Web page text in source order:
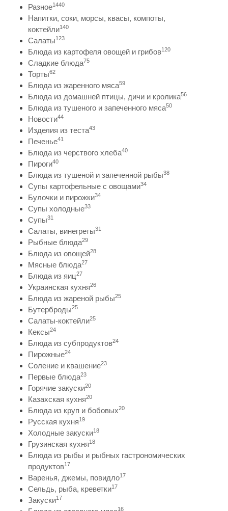
Разное1440
Напитки, соки, морсы, квасы, компоты,
коктейли140
Салаты123
Блюда из картофеля овощей и грибов120
Сладкие блюда75
Торты62
Блюда из жаренного мяса59
Блюда из домашней птицы, дичи и кролика56
Блюда из тушеного и запеченного мяса50
Новости44
Изделия из теста43
Печенье41
Блюда из черствого хлеба40
Пироги40
Блюда из тушеной и запеченной рыбы38
Супы картофельные с овощами34
Булочки и пирожки34
Супы холодные33
Супы31
Салаты, винегреты31
Рыбные блюда29
Блюда из овощей28
Мясные блюда27
Блюда из яиц27
Украинская кухня26
Блюда из жареной рыбы25
Бутерброды25
Салаты-коктейли25
Кексы24
Блюда из субпродуктов24
Пирожные24
Соление и квашение23
Первые блюда23
Горячие закуски20
Казахская кухня20
Блюда из круп и бобовых20
Русская кухня19
Холодные закуски18
Грузинская кухня18
Блюда из рыбы и рыбных гастрономических
продуктов17
Варенья, джемы, повидло17
Сельдь, рыба, креветки17
Закуски17
16